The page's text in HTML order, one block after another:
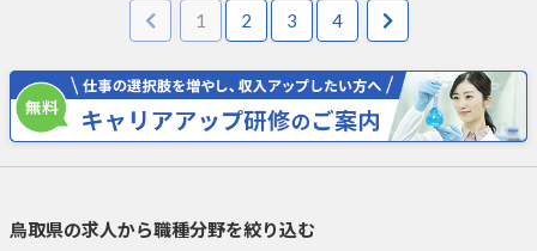
1 2 3 4
鳥取県の求人から職種分野を絞り込む